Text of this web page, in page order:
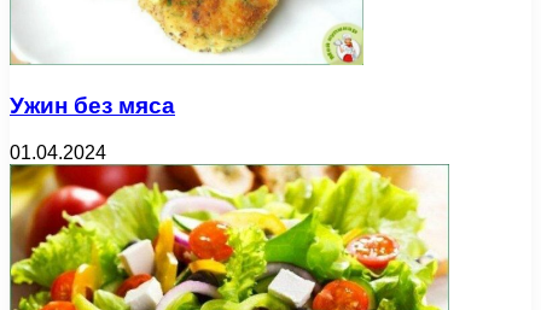
Ужин без мяса
01.04.2024